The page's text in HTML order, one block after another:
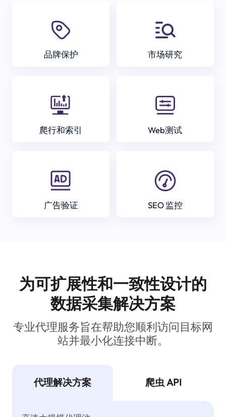
品牌保护 市场研究
爬行和索引 Web测试
广告验证 SEO 监控
为可扩展性和一致性设计的
数据采集解决方案
专业代理服务旨在帮助您顺利访问目标网
站并最小化连接中断。
代理解决方案 爬虫 API